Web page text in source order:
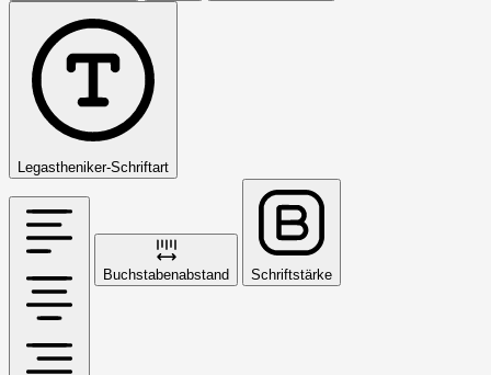
Legastheniker-Schriftart
Buchstabenabstand Schriftstärke